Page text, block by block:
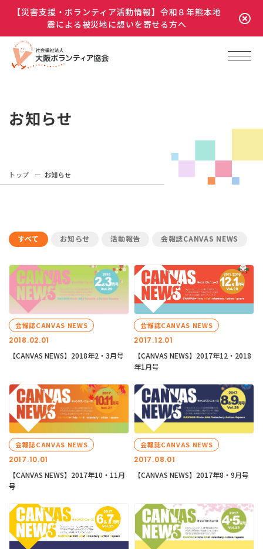
【災害支援・ボランティア活動情報】令和８年熊本地
震による被災地に想いを寄せる方へ
お知らせ
トップ お知らせ
すべて お知らせ 活動報告 会報誌CANVAS NEWS
2018.02.01
会報誌CANVAS NEWS
【CANVAS NEWS】2018年2・3月号
2017.12.01
会報誌CANVAS NEWS
【CANVAS NEWS】2017年12・2018
年1月号
2017.10.01
会報誌CANVAS NEWS
【CANVAS NEWS】2017年10・11月
号
2017.08.01
会報誌CANVAS NEWS
【CANVAS NEWS】2017年8・9月号